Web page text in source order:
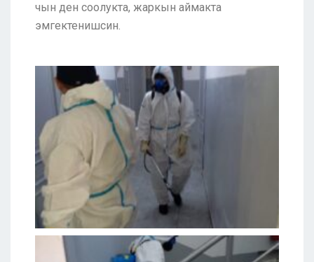
чын ден соолукта, жаркын аймакта
эмгектенишсин.